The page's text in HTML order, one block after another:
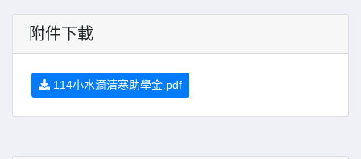
附件下載
114小水滴清寒助學金.pdf